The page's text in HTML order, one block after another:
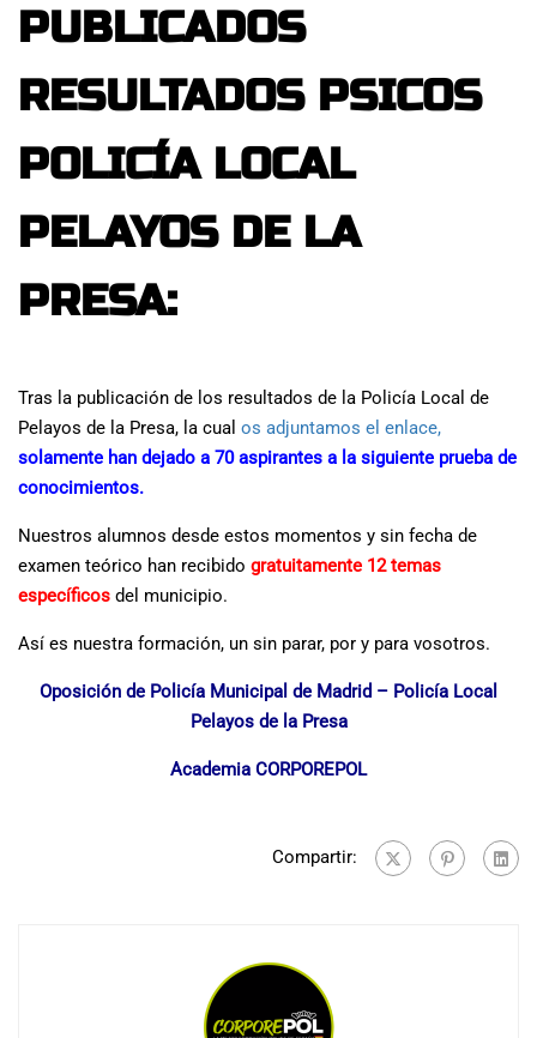
PUBLICADOS
RESULTADOS PSICOS
POLICÍA LOCAL
PELAYOS DE LA
PRESA:
Tras la publicación de los resultados de la Policía Local de
Pelayos de la Presa, la cual os adjuntamos el enlace,
solamente han dejado a 70 aspirantes a la siguiente prueba de
conocimientos.
Nuestros alumnos desde estos momentos y sin fecha de
examen teórico han recibido gratuitamente 12 temas
específicos del municipio.
Así es nuestra formación, un sin parar, por y para vosotros.
Oposición de Policía Municipal de Madrid – Policía Local
Pelayos de la Presa
Academia CORPOREPOL
Compartir: